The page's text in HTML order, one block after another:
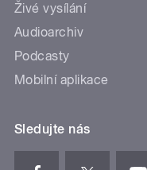
Živé vysílání
Audioarchiv
Podcasty
Mobilní aplikace
Sledujte nás